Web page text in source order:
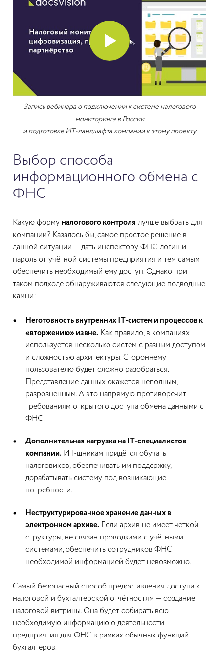
Запись вебинара о подключении к системе налогового
мониторинга в России
и подготовке ИТ-ландшафта компании к этому проекту
Выбор способа
информационного обмена с
ФНС
Какую форму налогового контроля лучше выбрать для
компании? Казалось бы, самое простое решение в
данной ситуации — дать инспектору ФНС логин и
пароль от учётной системы предприятия и тем самым
обеспечить необходимый ему доступ. Однако при
таком подходе обнаруживаются следующие подводные
камни:
Неготовность внутренних IT-систем и процессов к
«вторжению» извне. Как правило, в компаниях
используется несколько систем с разным доступом
и сложностью архитектуры. Стороннему
пользователю будет сложно разобраться.
Представление данных окажется неполным,
разрозненным. А это напрямую противоречит
требованиям открытого доступа обмена данными с
ФНС.
Дополнительная нагрузка на IT-специалистов
компании. ИТ-шникам придётся обучать
налоговиков, обеспечивать им поддержку,
дорабатывать систему под возникающие
потребности.
Неструктурированное хранение данных в
электронном архиве. Если архив не имеет чёткой
структуры, не связан проводками с учётными
системами, обеспечить сотрудников ФНС
необходимой информацией будет невозможно.
Самый безопасный способ предоставления доступа к
налоговой и бухгалтерской отчётностям — создание
налоговой витрины. Она будет собирать всю
необходимую информацию о деятельности
предприятия для ФНС в рамках обычных функций
бухгалтеров.